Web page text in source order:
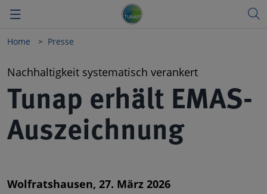
Zurück
Vision
Qualität
Meilensteine
Zurück
TUNAP Automotive
TUNAP Industry
Private Brand
Zurück
Deutsch
Home Presse
Nachhaltigkeit systematisch verankert
Tunap erhält EMAS-
Auszeichnung
Wolfratshausen, 27. März 2026